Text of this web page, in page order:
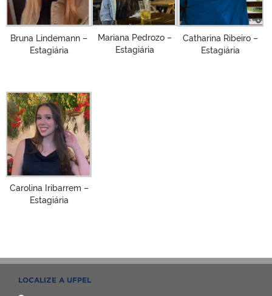
Bruna Lindemann –
Estagiária
Mariana Pedrozo –
Estagiária
Catharina Ribeiro –
Estagiária
Carolina Iribarrem –
Estagiária
LOCALIZE A UFPEL